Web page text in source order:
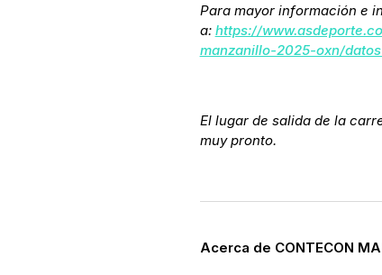
Para mayor información e
a: https://
manzanillo-2025-oxn/
El lugar de salida de la
muy pronto.
Acerca de CONTECON